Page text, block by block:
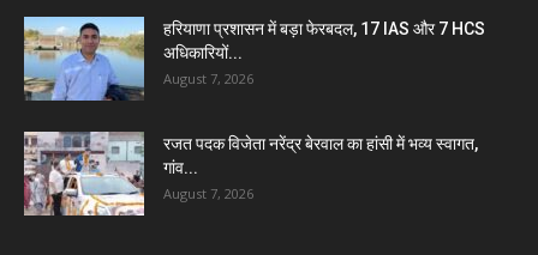
हरियाणा प्रशासन में बड़ा फेरबदल, 17 IAS और 7 HCS
अधिकारियों...
August 7, 2026
रजत पदक विजेता नरेंद्र बेरवाल का हांसी में भव्य स्वागत,
गांव...
August 7, 2026